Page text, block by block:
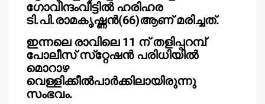
ഗോവിന്ദംവീട്ടില്‍ ഹരിഹര
ടി.പി.രാമകൃഷ്ണന്‍(66)ആണ് മരിച്ചത്.
ഇന്നലെ രാവിലെ 11 ന് തളിപ്പറമ്പ്
പോലീസ് സ്‌റ്റേഷന്‍ പരിധിയില്‍
മൊറാഴ
വെള്ളിക്കീല്‍പാര്‍ക്കിലായിരുന്നു
സംഭവം.